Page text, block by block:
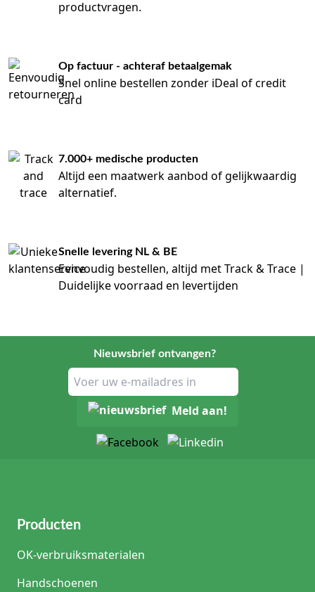
productvragen.
Op factuur - achteraf betaalgemak
Snel online bestellen zonder iDeal of credit
card
7.000+ medische producten
Altijd een maatwerk aanbod of gelijkwaardig
alternatief.
Snelle levering NL & BE
Eenvoudig bestellen, altijd met Track & Trace |
Duidelijke voorraad en levertijden
Nieuwsbrief ontvangen?
Meld aan!
Producten
OK-verbruiksmaterialen
Handschoenen